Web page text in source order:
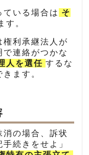
いる場合は そ
す。
権利承継法人が
連絡がつかな
人を選任 するな
ます。
の場合、訴状
続きをせよ」